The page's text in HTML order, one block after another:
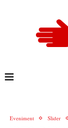
Eveniment Slider